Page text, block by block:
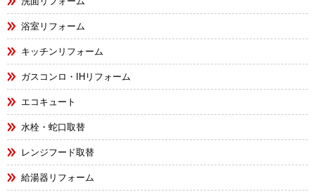
浴室リフォーム
キッチンリフォーム
ガスコンロ・IHリフォーム
エコキュート
水栓・蛇口取替
レンジフード取替
給湯器リフォーム